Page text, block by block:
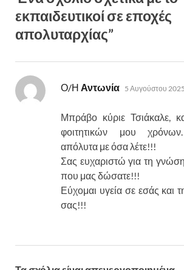
εκπαιδευτικοί σε εποχές
απολυταρχίας”
Ο/Η Αντωνία λέει:
5 Αυγούστου
Μπράβο κύριε Τσιάκαλε,
φοιτητικών μου
απόλυτα με όσα λέτε!!!
Σας ευχαριστώ για τη γνώση
που μας δώσατε!!!
Εύχομαι υγεία σε εσάς και
σας!!!